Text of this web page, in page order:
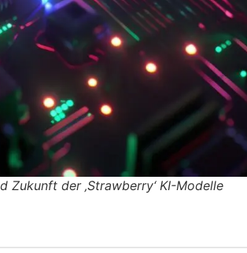
Zukunft der ‚Strawberry‘ KI-Modelle